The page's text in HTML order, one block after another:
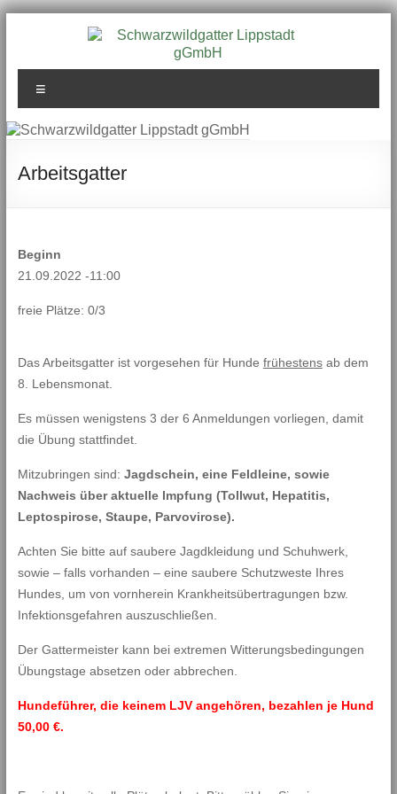
Schwarzwildgatter
Lippstadt gGmbH
Arbeitsgatter
Beginn
21.09.2022 -11:00
freie Plätze: 0/3
Das Arbeitsgatter ist vorgesehen für Hunde frühestensab dem
8. Lebensmonat.
Es müssen wenigstens 3 der 6 Anmeldungen vorliegen, damit
die Übung stattfindet.
Mitzubringen sind: Jagdschein, eine Feldleine, sowie
Nachweis über aktuelle Impfung (Tollwut, Hepatitis,
Leptospirose, Staupe, Parvovirose).
Achten Sie bitte auf saubere Jagdkleidung und Schuhwerk,
sowie – falls vorhanden – eine saubere Schutzweste Ihres
Hundes, um von vornherein Krankheitsübertragungen bzw.
Infektionsgefahren auszuschließen.
Der Gattermeister kann bei extremen Witterungsbedingungen
Übungstage absetzen oder abbrechen.
Hundeführer, die keinem LJV angehören, bezahlen je Hund
50,00 €.